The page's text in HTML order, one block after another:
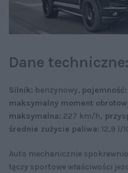
Dane
Silnik: benzynowy, pojemność:
maksymalny moment
maksymalna: 227 km/h,
średnie zużycie paliwa: 12,9 l/
Auto mechanicznie
łączy sportowe właściwości